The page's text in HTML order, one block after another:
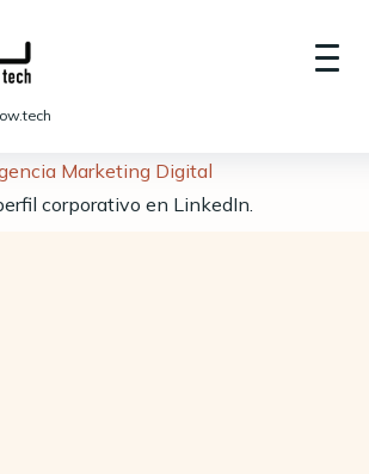
Marketing Digital
corporativo en LinkedIn.